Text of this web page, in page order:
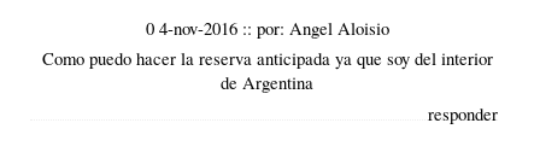
0 4-nov-2016 :: por: Angel Aloisio
Como puedo hacer la reserva anticipada ya que soy del interior
de Argentina
responder